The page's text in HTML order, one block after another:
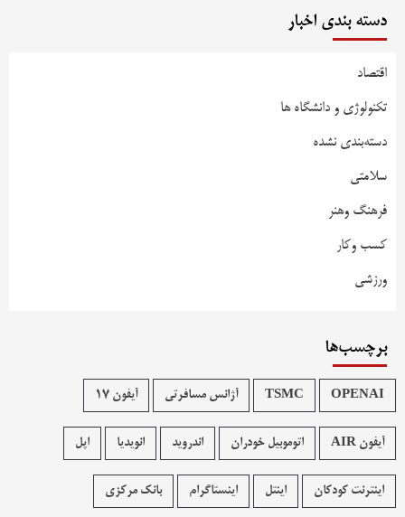
دسته بندی اخبار
اقتصاد
تکنولوژی و دانشگاه ها
دسته‌بندی نشده
سلامتی
فرهنگ وهنر
کسب وکار
ورزشی
برچسب‌ها
OPENAI
TSMC آژانس مسافرتی آیفون 17
آیفون AIR اتوموبیل خودران اندروید انویدیا اپل
اینترنت کودکان اینتل اینستاگرام بانک مرکزی